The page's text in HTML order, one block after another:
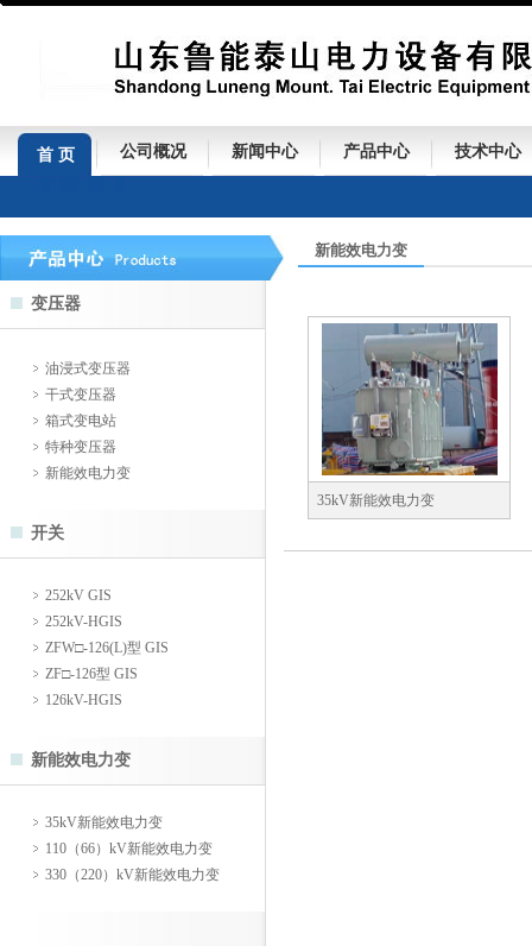
首 页 公司概况 新闻中心 产品中心 技术中心
变压器
油浸式变压器
干式变压器
箱式变电站
特种变压器
新能效电力变
开关
252kV GIS
252kV-HGIS
ZFW□-126(L)型 GIS
ZF□-126型 GIS
126kV-HGIS
新能效电力变
35kV新能效电力变
110（66）kV新能效电力变
330（220）kV新能效电力变
新能效电力变
35kV新能效电力变